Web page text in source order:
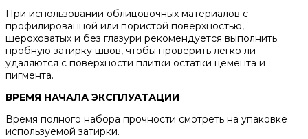
При использовании облицовочных материалов с
профилированной или пористой поверхностью,
шероховатых и без глазури рекомендуется выполнить
пробную затирку швов, чтобы проверить легко ли
удаляются с поверхности плитки остатки цемента и
пигмента.
ВРЕМЯ НАЧАЛА ЭКСПЛУАТАЦИИ
Время полного набора прочности смотреть на упаковке
используемой затирки.